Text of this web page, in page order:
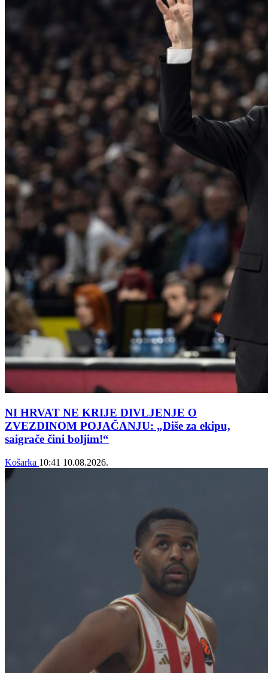
NI HRVAT NE KRIJE DIVLJENJE O
ZVEZDINOM POJAČANJU: „Diše za ekipu,
saigrače čini boljim!“
Košarka 10:41 10.08.2026.